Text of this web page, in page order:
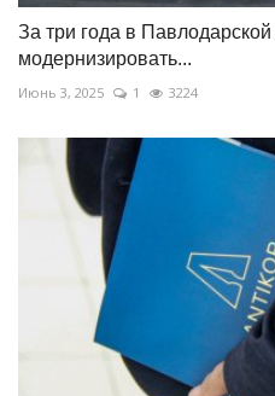
За три года в
модернизировать...
Июнь 3, 2025 1 3224